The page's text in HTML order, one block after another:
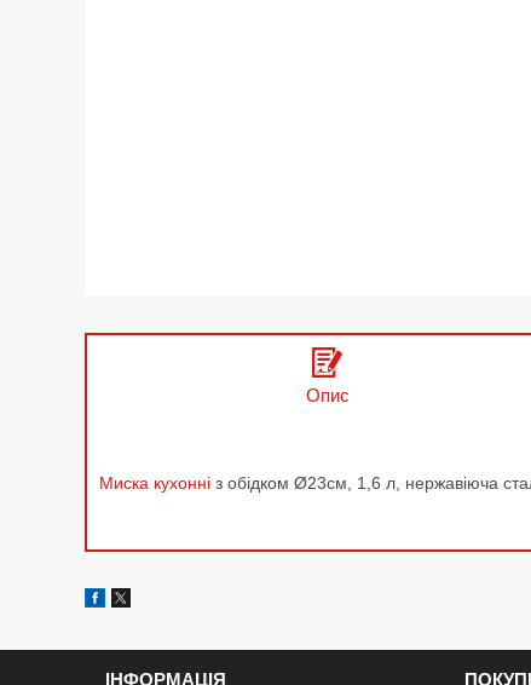
Опис
Миска кухонні з обідком Ø23см, 1,6 л, нержавіюча
ІНФОРМАЦІЯ